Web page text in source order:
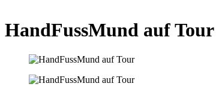
HandFussMund auf Tour